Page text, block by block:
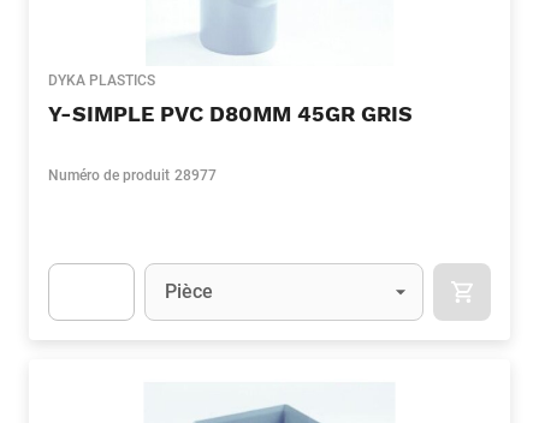
DYKA PLASTICS
Y-SIMPLE PVC D80MM 45GR GRIS
Numéro de produit 28977
Unité
Pièce